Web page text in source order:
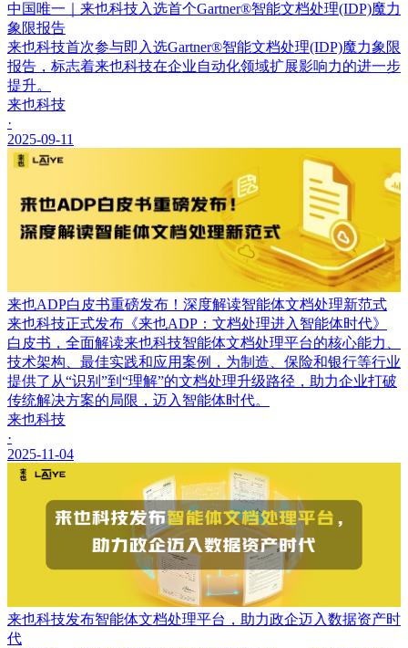
中国唯一｜来也科技入选首个Gartner®智能文档处理(IDP)魔力
象限报告
来也科技首次参与即入选Gartner®智能文档处理(IDP)魔力象限
报告，标志着来也科技在企业自动化领域扩展影响力的进一步
提升。
来也科技
·
2025-09-11
来也ADP白皮书重磅发布！深度解读智能体文档处理新范式
来也科技正式发布《来也ADP：文档处理进入智能体时代》
白皮书，全面解读来也科技智能体文档处理平台的核心能力、
技术架构、最佳实践和应用案例，为制造、保险和银行等行业
提供了从“识别”到“理解”的文档处理升级路径，助力企业打破
传统解决方案的局限，迈入智能体时代。
来也科技
·
2025-11-04
来也科技发布智能体文档处理平台，助力政企迈入数据资产时
代